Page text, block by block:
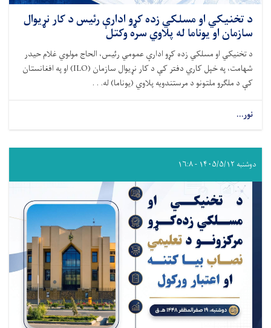
د تخنیکي او مسلکي زده کړو ادارې رئیس د کار نړیوال
سازمان او یوناما له پلاوي سره وکتل
د تخنیکي او مسلکي زده کړو ادارې عمومي رئیس، الحاج مولوي غلام حیدر
شهامت، په خپل کاري دفتر کې د کار نړیوال سازمان (ILO) او په افغانستان
کې د ملګرو ملتونو د مرستندویه پلاوي (یوناما) له. . .
نور...
دوشنبه ۱۴۰۵/۵/۱۲ - ۱۶:۸